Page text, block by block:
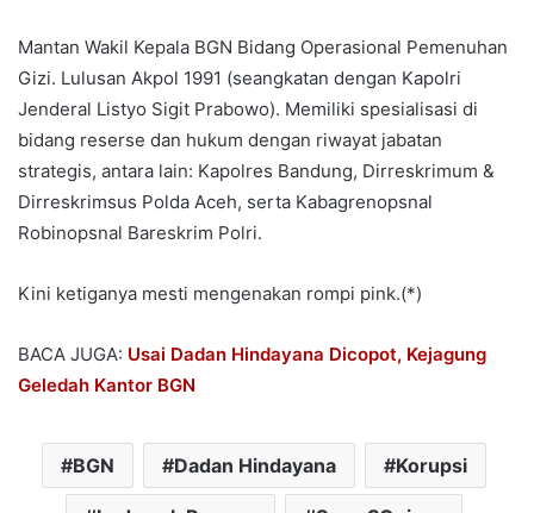
Mantan Wakil Kepala BGN Bidang Operasional Pemenuhan
Gizi. Lulusan Akpol 1991 (seangkatan dengan Kapolri
Jenderal Listyo Sigit Prabowo). Memiliki spesialisasi di
bidang reserse dan hukum dengan riwayat jabatan
strategis, antara lain: Kapolres Bandung, Dirreskrimum &
Dirreskrimsus Polda Aceh, serta Kabagrenopsnal
Robinopsnal Bareskrim Polri.
Kini ketiganya mesti mengenakan rompi pink.(*)
BACA JUGA: Usai Dadan Hindayana Dicopot, Kejagung
Geledah Kantor BGN
BGN Dadan Hindayana Korupsi